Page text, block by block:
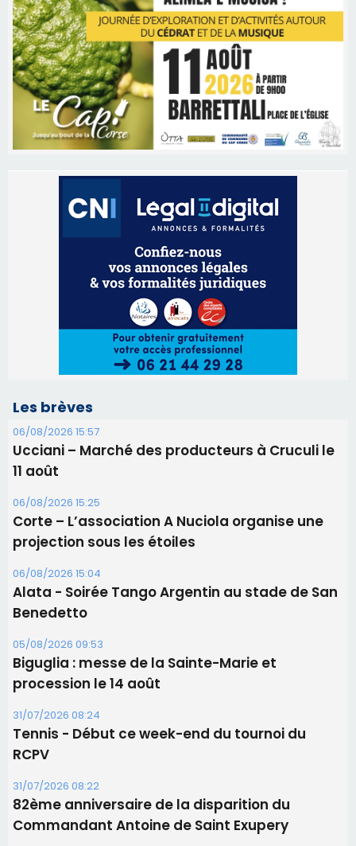
Les brèves
Ucciani – Marché des producteurs à Cruculi le
Corte – L’association A Nuciola organise une
projection sous les étoiles
Alata - Soirée Tango Argentin au stade de San
Benedetto
05/08/2026 09:53
Biguglia : messe de la Sainte-Marie et
procession le 14 août
31/07/2026 08:24
Tennis - Début ce week-end du tournoi du
RCPV
31/07/2026 08:22
82ème anniversaire de la disparition du
Commandant Antoine de Saint Exupery
Les plus lus
Satine Nomary est la nouvelle Miss Corse 2026
d'un spectacle qui ne reviendra pas avant 2081
Éclipse du 12 août : Où s'installer en Corse pour
profiter pleinement du spectacle ?